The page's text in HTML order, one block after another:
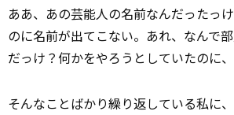
ああ、あの芸能人の名前なんだったっ
のに名前が出てこない。あれ、なんで
だっけ？何かをやろうとしていたのに、
そんなことばかり繰り返している私に